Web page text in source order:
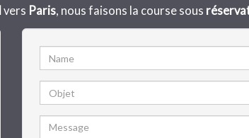
vers Paris, nous faisons la course sous